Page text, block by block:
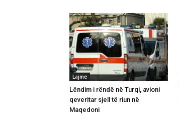
Lajme
Lëndim i rëndë në Turqi, avioni
qeveritar sjell të riun në
Maqedoni